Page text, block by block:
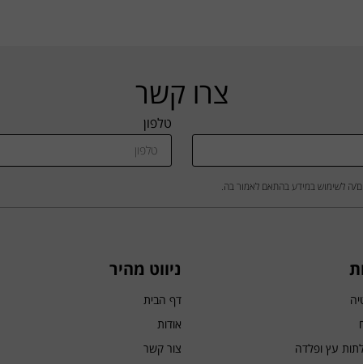
צרו קשר
טלפון
ה לשימוש במידע בהתאם לאמור בה.
עץ ופלדה
ניווט מהיר
דף הבית
אודות
צור קשר